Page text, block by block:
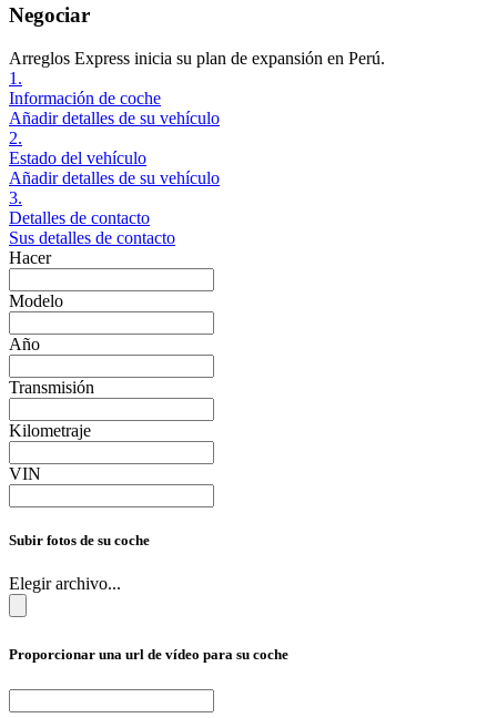
Negociar
Arreglos Express inicia su plan de expansión en Perú.
1.
Información de coche
Añadir detalles de su vehículo
2.
Estado del vehículo
Añadir detalles de su vehículo
3.
Detalles de contacto
Sus detalles de contacto
Hacer
Modelo
Año
Transmisión
Kilometraje
VIN
Subir fotos de su coche
Elegir archivo...
Proporcionar una url de vídeo para su coche